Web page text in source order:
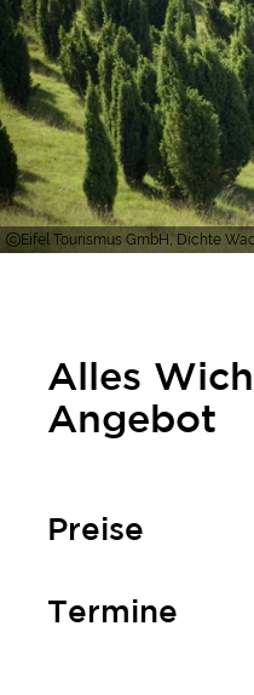
Eifel Tourismus GmbH, Dichte
Alles
Angebot
Preise
Termine